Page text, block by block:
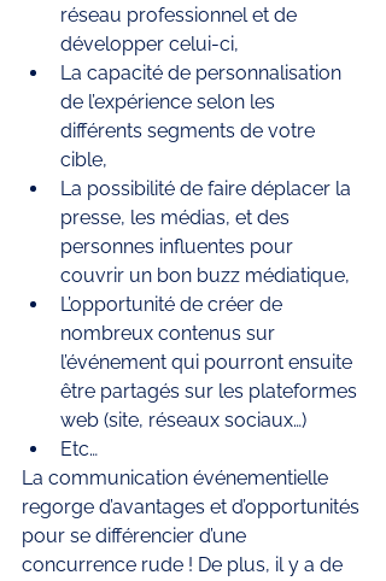
réseau professionnel et de
développer celui-ci,
La capacité de personnalisation
de l’expérience selon les
différents segments de votre
cible,
La possibilité de faire déplacer la
presse, les médias, et des
personnes influentes pour
couvrir un bon buzz médiatique,
L’opportunité de créer de
nombreux contenus sur
l’événement qui pourront ensuite
être partagés sur les plateformes
web (site, réseaux sociaux…)
Etc…
La communication événementielle
regorge d’avantages et d’opportunités
pour se différencier d’une
concurrence rude ! De plus, il y a de